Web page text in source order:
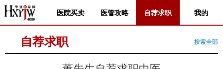
医院买卖 医管攻略 自荐求职 我的
自荐求职 搜索全部